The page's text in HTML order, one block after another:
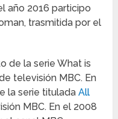
año 2016 participo
trasmitida por el
de la serie What is
televisión MBC. En
la serie tituladaAll
MBC. En el 2008